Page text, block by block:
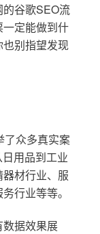
谷歌SEO流
定能做到什
别指望发现
了众多真实案
用品到工业
材行业、服
行业等等。
据效果展